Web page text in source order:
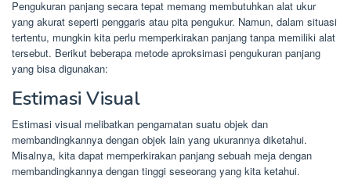
Pengukuran panjang secara tepat memang membutuhkan alat ukur
yang akurat seperti penggaris atau pita pengukur. Namun, dalam situasi
tertentu, mungkin kita perlu memperkirakan panjang tanpa memiliki alat
tersebut. Berikut beberapa metode aproksimasi pengukuran panjang
yang bisa digunakan:
Estimasi Visual
Estimasi visual melibatkan pengamatan suatu objek dan
membandingkannya dengan objek lain yang ukurannya diketahui.
Misalnya, kita dapat memperkirakan panjang sebuah meja dengan
membandingkannya dengan tinggi seseorang yang kita ketahui.